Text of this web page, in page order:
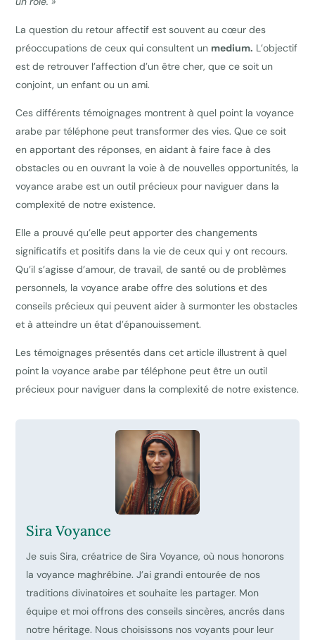
La question du retour affectif est souvent au cœur des
préoccupations de ceux qui consultent un medium. L’objectif
est de retrouver l’affection d’un être cher, que ce soit un
conjoint, un enfant ou un ami.
Ces différents témoignages montrent à quel point la voyance
arabe par téléphone peut transformer des vies. Que ce soit
en apportant des réponses, en aidant à faire face à des
obstacles ou en ouvrant la voie à de nouvelles opportunités, la
voyance arabe est un outil précieux pour naviguer dans la
complexité de notre existence.
Elle a prouvé qu’elle peut apporter des changements
significatifs et positifs dans la vie de ceux qui y ont recours.
Qu’il s’agisse d’amour, de travail, de santé ou de problèmes
personnels, la voyance arabe offre des solutions et des
conseils précieux qui peuvent aider à surmonter les obstacles
et à atteindre un état d’épanouissement.
Les témoignages présentés dans cet article illustrent à quel
point la voyance arabe par téléphone peut être un outil
précieux pour naviguer dans la complexité de notre existence.
Sira Voyance
Je suis Sira, créatrice de Sira Voyance, où nous honorons
la voyance maghrébine. J’ai grandi entourée de nos
traditions divinatoires et souhaite les partager. Mon
équipe et moi offrons des conseils sincères, ancrés dans
notre héritage. Nous choisissons nos voyants pour leur